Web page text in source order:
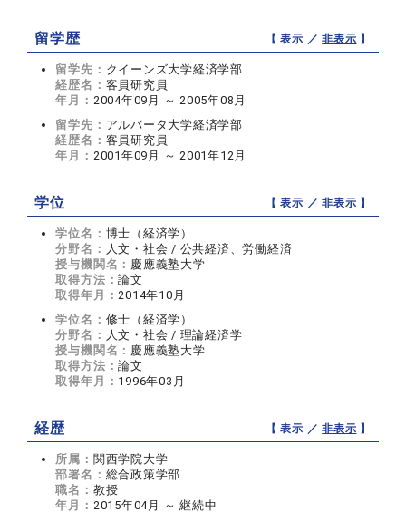
留学歴 【 表示 ／非表示 】
留学先： クイーンズ大学経済学部
経歴名： 客員研究員
年月： 2004年09月 ～ 2005年08月
留学先： アルバータ大学経済学部
経歴名： 客員研究員
年月： 2001年09月 ～ 2001年12月
学位 【 表示 ／非表示 】
学位名： 博士（経済学）
分野名： 人文・社会 / 公共経済、労働経済
授与機関名： 慶應義塾大学
取得方法：論文
取得年月：2014年10月
学位名： 修士（経済学）
分野名： 人文・社会 / 理論経済学
授与機関名： 慶應義塾大学
取得方法：論文
取得年月： 1996年03月
経歴 【 表示 ／非表示 】
所属： 関西学院大学
部署名： 総合政策学部
職名： 教授
年月： 2015年04月 ～ 継続中